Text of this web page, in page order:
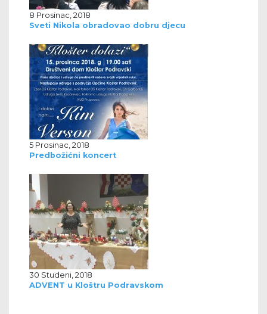
8 Prosinac, 2018
Sveti Nikola obradovao dobru djecu
5 Prosinac, 2018
Predbožićni koncert
30 Studeni, 2018
ADVENT u Kloštru Podravskom